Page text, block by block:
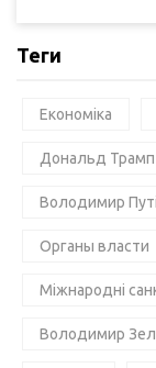
Теги
Економіка
Дональд Трамп
Володимир
Органы власти
Міжнародні
Володимир